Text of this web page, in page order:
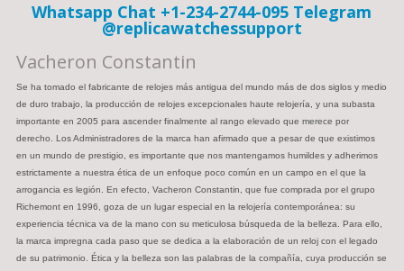
Whatsapp Chat +1-234-2744-095 Telegram
@replicawatchessupport
Vacheron Constantin
Se ha tomado el fabricante de relojes más antigua del mundo más de dos siglos y medio
de duro trabajo, la producción de relojes excepcionales haute relojería, y una subasta
importante en 2005 para ascender finalmente al rango elevado que merece por
derecho. Los Administradores de la marca han afirmado que a pesar de que existimos
en un mundo de prestigio, es importante que nos mantengamos humildes y adherimos
estrictamente a nuestra ética de un enfoque poco común en un campo en el que la
arrogancia es legión. En efecto, Vacheron Constantin, que fue comprada por el grupo
Richemont en 1996, goza de un lugar especial en la relojería contemporánea: su
experiencia técnica va de la mano con su meticulosa búsqueda de la belleza. Para ello,
la marca impregna cada paso que se dedica a la elaboración de un reloj con el legado
de su patrimonio. Ética y la belleza son las palabras de la compañía, cuya producción se